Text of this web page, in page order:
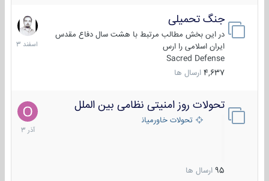
جنگ تحمیلی
در این بخش مطالب مرتبط با هشت سال دفاع مقدس
ایران اسلامی را ارس
Sacred Defense
4,637 ارسال ها
20
اسفند
1403
تحولات روز امنیتی نظامی بین الملل
تحولات خاورمیانه
95 ارسال ها
21
آذر
1403